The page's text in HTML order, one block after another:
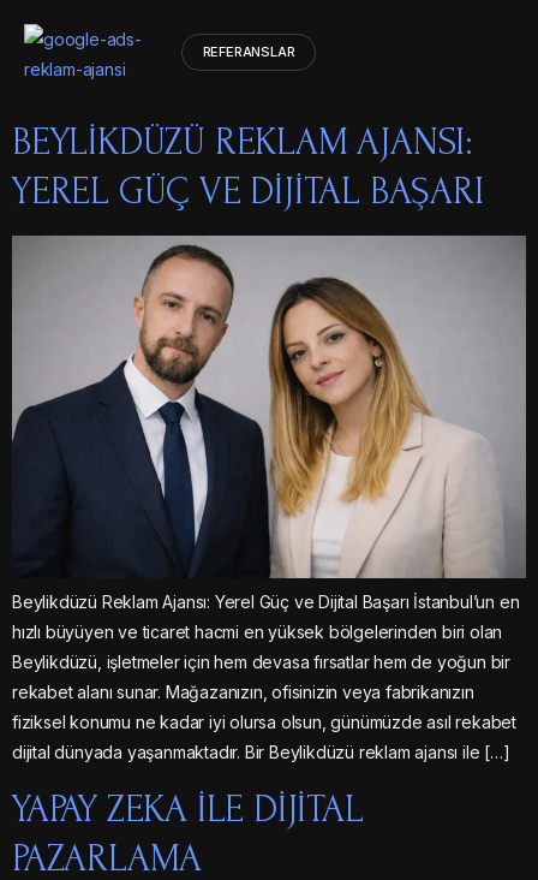
REFERANSLAR
BEYLIKDÜZÜ REKLAM AJANSI:
YEREL GÜÇ VE DIJITAL BAŞARI
Beylikdüzü Reklam Ajansı: Yerel Güç ve Dijital Başarı İstanbul’un en
hızlı büyüyen ve ticaret hacmi en yüksek bölgelerinden biri olan
Beylikdüzü, işletmeler için hem devasa fırsatlar hem de yoğun bir
rekabet alanı sunar. Mağazanızın, ofisinizin veya fabrikanızın
fiziksel konumu ne kadar iyi olursa olsun, günümüzde asıl rekabet
dijital dünyada yaşanmaktadır. Bir Beylikdüzü reklam ajansı ile […]
YAPAY ZEKA ILE DIJITAL
PAZARLAMA